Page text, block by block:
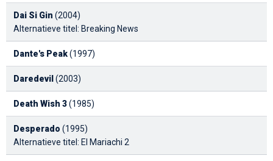
Dai Si Gin (2004)
Alternatieve titel: Breaking News
Dante's Peak(1997)
Daredevil (2003)
Death Wish 3(1985)
Desperado (1995)
Alternatieve titel: El Mariachi 2